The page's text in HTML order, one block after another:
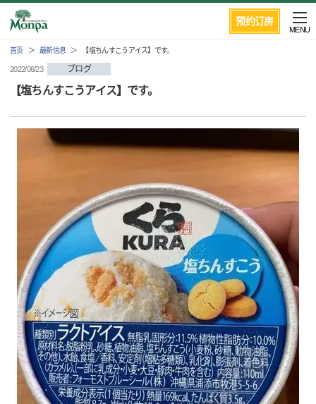
预约订房
MENU
首页 最新信息 【塩ちんすこうアイス】です。
2022/06/23 ブログ
【塩ちんすこうアイス】です。